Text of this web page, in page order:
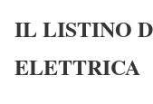
IL LISTINO
ELETTRICA